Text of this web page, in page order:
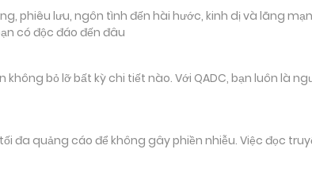
phiêu lưu, ngôn tình đến hài hước, kinh dị và lãng
có độc đáo đến đâu
bỏ lỡ bất kỳ chi tiết nào. Với QADC, bạn luôn là
đa quảng cáo để không gây phiền nhiễu. Việc đọc